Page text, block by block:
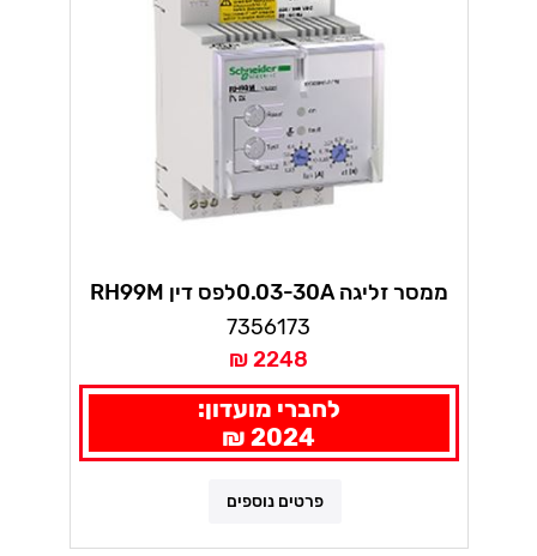
ממסר זליגה 0.03-30Aלפס דין RH99M
7356173
2248 ₪
לחברי מועדון:
2024 ₪
פרטים נוספים